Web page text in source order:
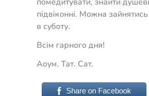
підвіконні. Можна
в суботу.
Всім гарного дня!
Аоум. Тат. Сат.
Share on Facebook